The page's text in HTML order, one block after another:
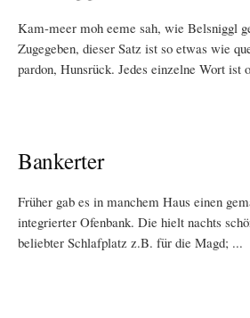
Kam-meer moh eeme sah, wie Belsniggl
Zugegeben, dieser Satz ist so etwas wie
pardon, Hunsrück. Jedes einzelne Wort ist
Bankerter
Früher gab es in manchem Haus einen
integrierter Ofenbank. Die hielt nachts
beliebter Schlafplatz z.B. für die Magd; ...